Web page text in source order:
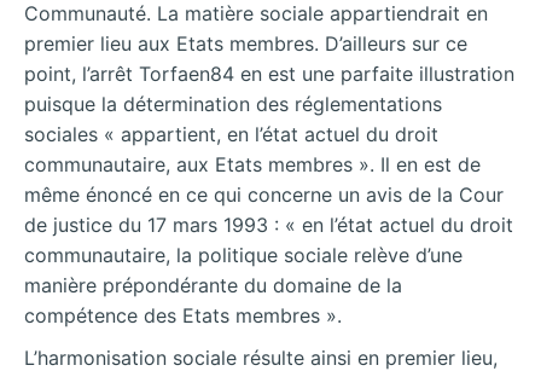
Communauté. La matière sociale appartiendrait en
premier lieu aux Etats membres. D’ailleurs sur ce
point, l’arrêt Torfaen84 en est une parfaite illustration
puisque la détermination des réglementations
sociales « appartient, en l’état actuel du droit
communautaire, aux Etats membres ». Il en est de
même énoncé en ce qui concerne un avis de la Cour
de justice du 17 mars 1993 : « en l’état actuel du droit
communautaire, la politique sociale relève d’une
manière prépondérante du domaine de la
compétence des Etats membres ».
L’harmonisation sociale résulte ainsi en premier lieu,